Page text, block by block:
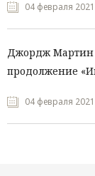
04 февраля
Джордж Мартин
продолжение
04 февраля